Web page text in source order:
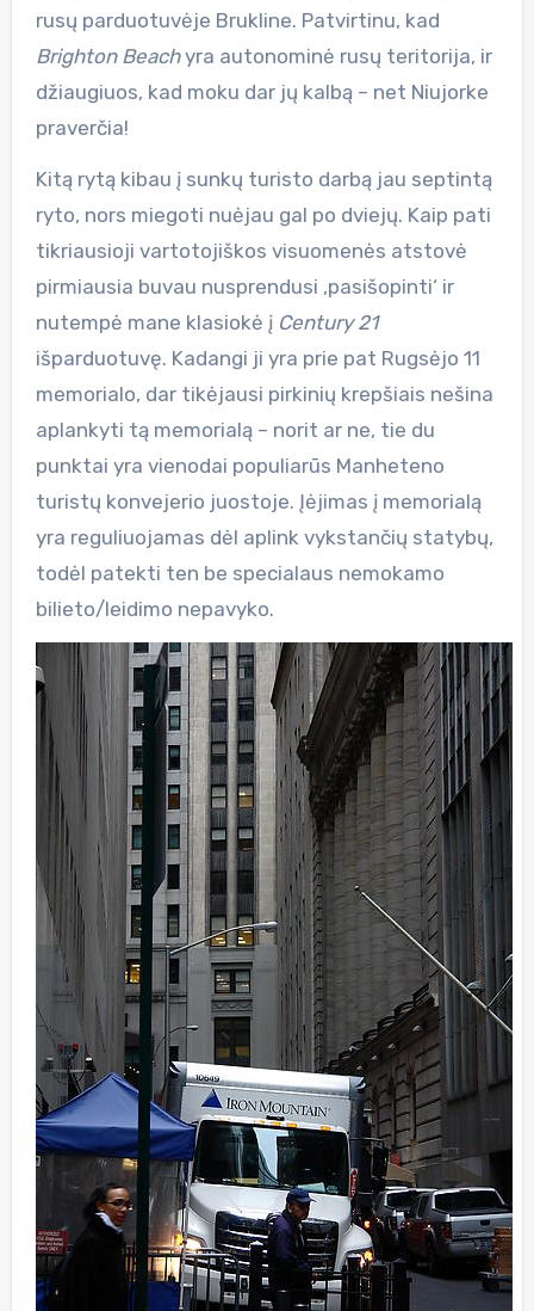
rusų parduotuvėje Brukline. Patvirtinu, kad
Brighton Beachyra autonominė rusų teritorija, ir
džiaugiuos, kad moku dar jų kalbą – net Niujorke
praverčia!
Kitą rytą kibau į sunkų turisto darbą jau septintą
ryto, nors miegoti nuėjau gal po dviejų. Kaip pati
tikriausioji vartotojiškos visuomenės atstovė
pirmiausia buvau nusprendusi ‚pasišopinti‘ ir
nutempė mane klasiokė į Century 21
išparduotuvę. Kadangi ji yra prie pat Rugsėjo 11
memorialo, dar tikėjausi pirkinių krepšiais nešina
aplankyti tą memorialą – norit ar ne, tie du
punktai yra vienodai populiarūs Manheteno
turistų konvejerio juostoje. Įėjimas į memorialą
yra reguliuojamas dėl aplink vykstančių statybų,
todėl patekti ten be specialaus nemokamo
bilieto/leidimo nepavyko.